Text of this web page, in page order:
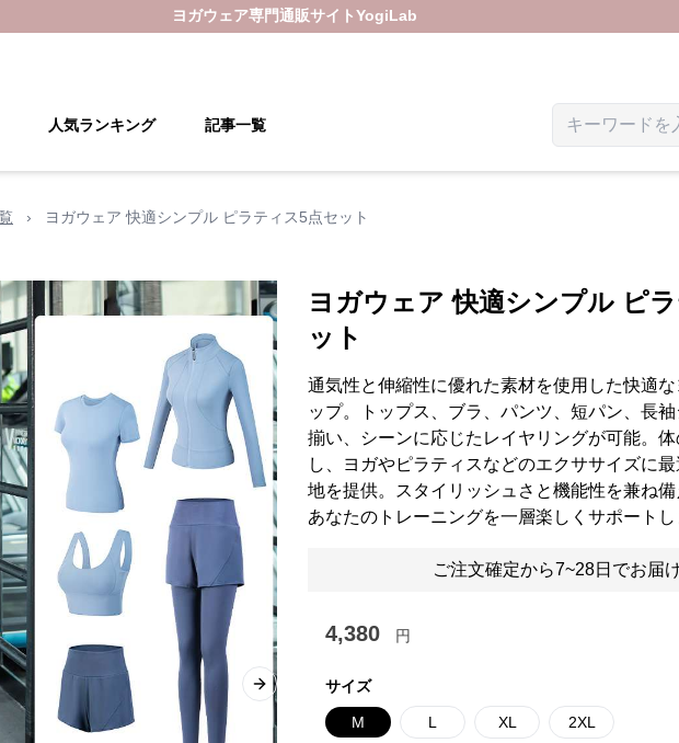
ヨガウェア専門通販サイトYogiLab
人気ランキング 記事一覧
› ヨガウェア 快適シンプル ピラティス5点セット
Next slide
ヨガウェア 快適シンプル ピ
ット
通気性と伸縮性に優れた素材を使用した快適
ップ。トップス、ブラ、パンツ、短パン、長
揃い、シーンに応じたレイヤリングが可能。体
し、ヨガやピラティスなどのエクササイズに
地を提供。スタイリッシュさと機能性を兼ね備
あなたのトレーニングを一層楽しくサポートし
ご注文確定から7~28日でお届
4,380 円
サイズ
M L XL 2XL